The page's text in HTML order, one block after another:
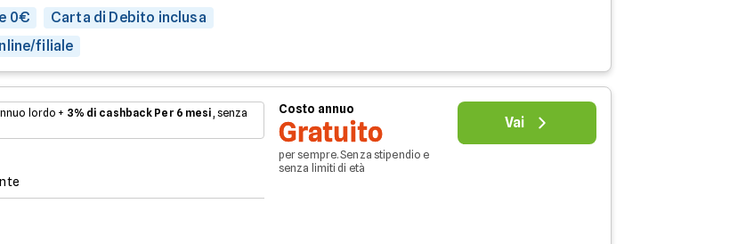
0€
Carta di Debito inclusa
filiale
lordo + 3% di cashback Per 6 mesi, senza
Costo annuo
Gratuito
per sempre. Senza stipendio e
senza limiti di età
Vai